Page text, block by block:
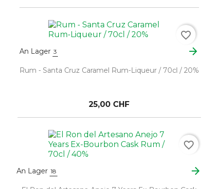
An Lager 3 arrow_forward
Rum - Santa Cruz Caramel Rum-Liqueur / 70cl / 20%
25,00 CHF
favorite_border
An Lager 18 arrow_forward
favorite_border